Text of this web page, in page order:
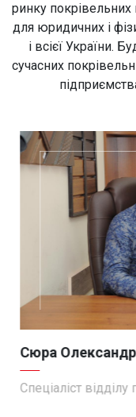
ринку
для юридичних і
і всієї України.
сучасних
Сюра Олександр
Спеціаліст